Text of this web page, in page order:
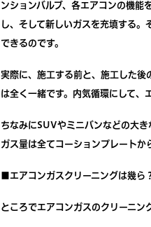
ンションバルブ、各エアコンの機能
し、そして新しいガスを充填する
できるのです。
実際に、施工する前と、施工した後
は全く一緒です。内気循環にして、
ちなみにSUVやミニバンなどの大
ガス量は全てコーションプレートか
■エアコンガスクリーニングは幾ら
ところでエアコンガスのクリーニン